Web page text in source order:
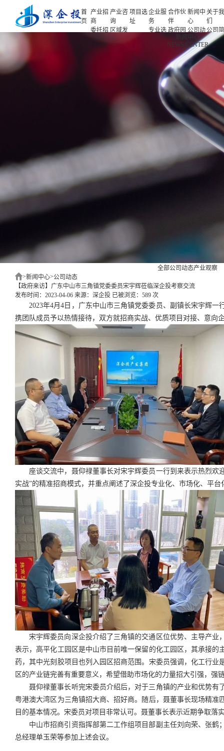
首
页
产业招
商
委托招
招商策
产业咨
询
区域发
项目选
址
企业服
务
专业选
投融资
服务
合作伙
伴
政府园
区
企业客
户
行业协
会
基金公
司
新闻中
心
公司动
产业观
察
关于
们
公司
介
人力
源
联系
产业咨询
新闻中心
NEWS CENTER
全部公司动态产业观察
>新闻中心>公司动态
【政府来访】广东中山市三角镇党委委员宋宇辉莅临深企投考察交流
发布时间：2023-04-06 来源：深企投 已被浏览：589 次
2023年4月4日，广东中山市三角镇党委委员、副镇长宋宇辉
携团队成员予以热情接待，双方就招商实战、优质项目对接、意向
座谈交流中，聂仰禄董事长对宋宇辉委员一行到来表示热烈欢
实战”的精准招商模式，并重点阐述了深企投专业化、市场化、平台
宋宇辉委员向深企投介绍了三角镇的交通区位优势、主导产业
表示，高平化工园区是中山市目前唯一保留的化工园区，其承接的
药，其中光刻胶项目也列入园区招商范围。宋委员强调，化工行业
区的产业链完善有重要意义，希望借助市场化的力量招大引强，强
聂仰禄董事长听完宋委员介绍后，对于三角镇的产业和优势有
粤港澳大湾区为三角镇招大商、招好商。随后，聂董事长现场精准
目的基本情况。宋委员对项目非常认可。聂董事长表示近期争取落
中山市招商引资指挥部第二工作组项目部副主任刘向荣、张鹤
总经理单玉荣等参加上述会议。